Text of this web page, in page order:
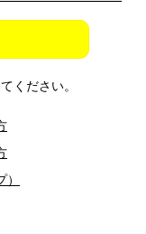
ください。